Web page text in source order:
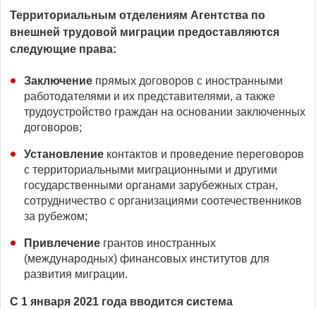
Территориальным отделениям Агентства по
внешней трудовой миграции предоставляются
следующие права:
Заключение прямых договоров с иностранными
работодателями и их представителями, а также
трудоустройство граждан на основании заключенных
договоров;
Установление контактов и проведение переговоров
с территориальными миграционными и другими
государственными органами зарубежных стран,
сотрудничество с организациями соотечественников
за рубежом;
Привлечение грантов иностранных
(международных) финансовых институтов для
развития миграции.
С 1 января 2021 года вводится система